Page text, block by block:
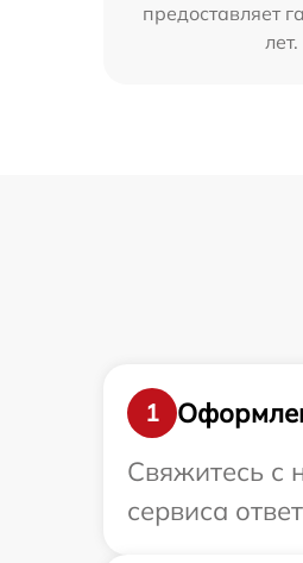
предоставляет
лет.
1
Свяжитесь с
сервиса